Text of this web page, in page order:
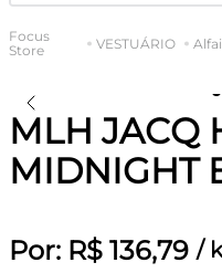
VESTUÁRIO
MLH JACQ
MIDNIGHT
Por: R$ 136,79 /